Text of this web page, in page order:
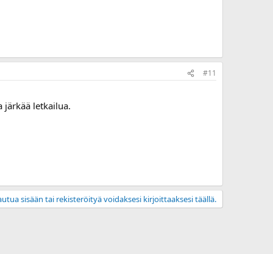
#11
järkää letkailua.
sisään tai rekisteröityä voidaksesi kirjoittaaksesi täällä.